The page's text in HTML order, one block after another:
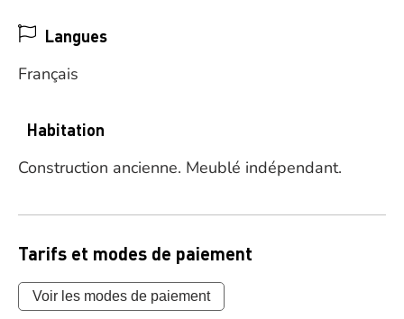
Langues
Français
Habitation
Construction ancienne. Meublé indépendant.
Tarifs et modes de paiement
Voir les modes de paiement